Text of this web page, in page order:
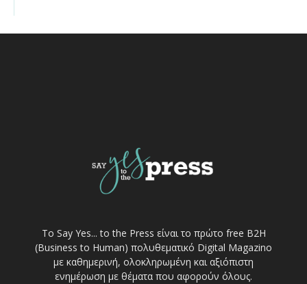
Το Say Yes... to the Press είναι το πρώτο free Β2Η
(Business to Human) πολυθεματικό Digital Magazino
με καθημερινή, ολοκληρωμένη και αξιόπιστη
ενημέρωση με θέματα που αφορούν όλους.